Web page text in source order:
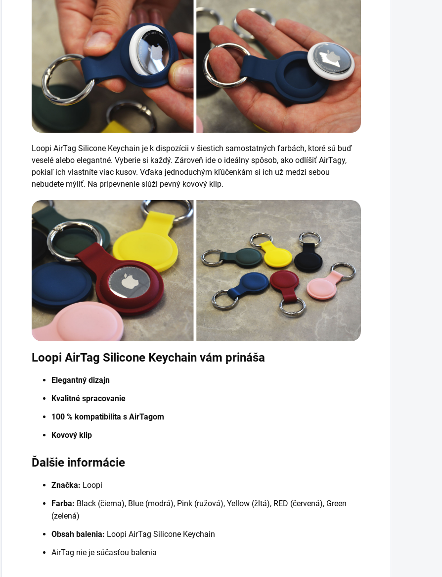
Loopi AirTag Silicone Keychain je k dispozícii v šiestich samostatných farbách, ktoré sú buď
veselé alebo elegantné. Vyberie si každý. Zároveň ide o ideálny spôsob, ako odlíšiť AirTagy,
pokiaľ ich vlastníte viac kusov. Vďaka jednoduchým kľúčenkám si ich už medzi sebou
nebudete mýliť. Na pripevnenie slúži pevný kovový klip.
Loopi AirTag Silicone Keychain vám prináša
Elegantný dizajn
Kvalitné spracovanie
100 % kompatibilita s AirTagom
Kovový klip
Ďalšie informácie
Značka: Loopi
Farba: Black (čierna), Blue (modrá), Pink (ružová), Yellow (žltá), RED (červená), Green
(zelená)
Obsah balenia: Loopi AirTag Silicone Keychain
AirTag nie je súčasťou balenia